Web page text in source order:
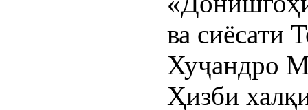
ва сиёсати
Хуҷандро
Ҳизби